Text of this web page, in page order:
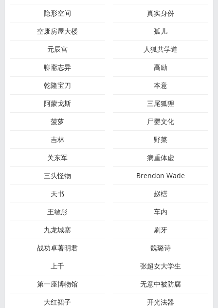
隐形空间
真实身份
空废房屋大楼
孤儿
元辰宫
人狐共学道
聊斋志异
高励
乾隆宝刀
本意
阿蒙戈斯
三尾狐狸
菠萝
尸婴文化
吉林
野菜
关东军
病重体虚
三头怪物
Brendon Wade
天书
赵楛
王敏彤
车内
九龙城寨
刷牙
战功卓著明君
魏璐诗
上千
张超女大学生
第一座博物馆
无意中被防腐
大红裙子
开光法器